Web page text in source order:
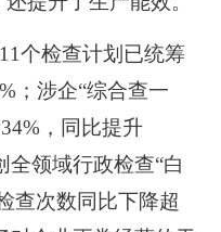
个检查计划已统筹
；涉企“综合查一
，同比提升
全领域行政检查“白
查次数同比下降超